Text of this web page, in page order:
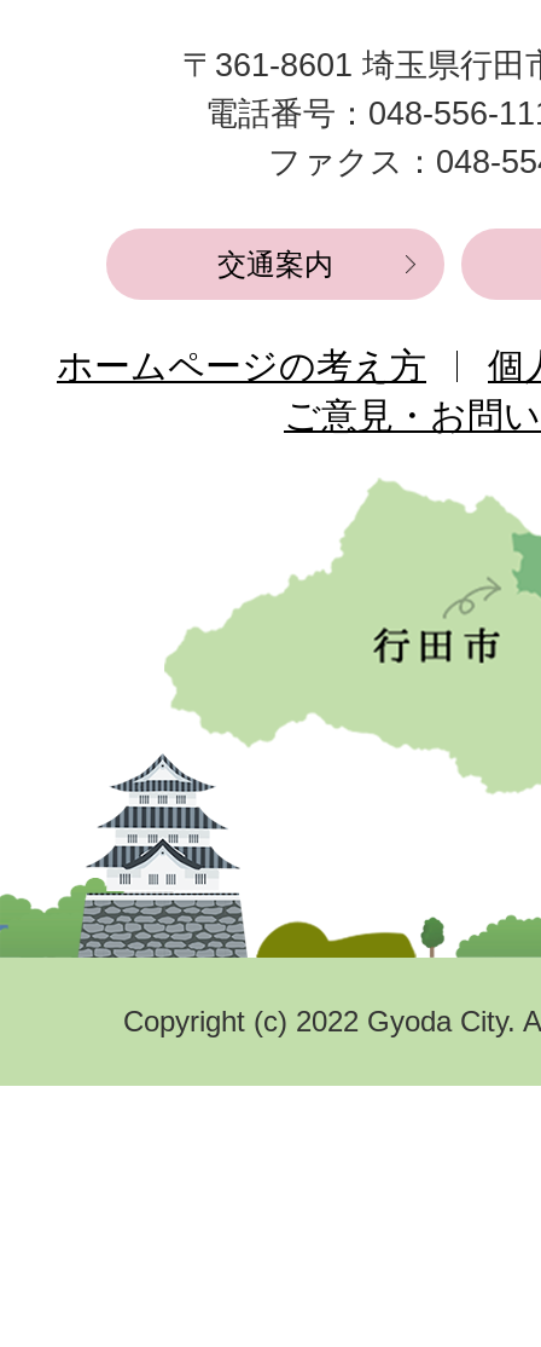
市
役
所
〒361-8601 埼玉県行田
電話番号：048-556-
ファクス：048-
交通案内
ホームページの考え方
個
ご意見・お問
Copyright (c) 2022 Gyoda City.